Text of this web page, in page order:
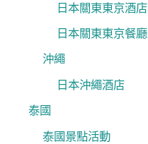
日本關東東京酒店
日本關東東京餐廳
沖繩
日本沖繩酒店
泰國
泰國景點活動